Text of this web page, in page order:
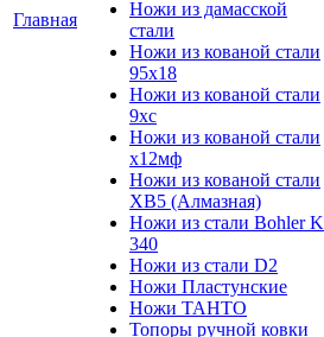
Главная
Ножи из дамасской
стали
Ножи из кованой стали
95х18
Ножи из кованой стали
9хс
Ножи из кованой стали
х12мф
Ножи из кованой стали
ХВ5 (Алмазная)
Ножи из стали Bohler K
340
Ножи из стали D2
Ножи Пластунские
Ножи ТАНТО
Топоры ручной ковки